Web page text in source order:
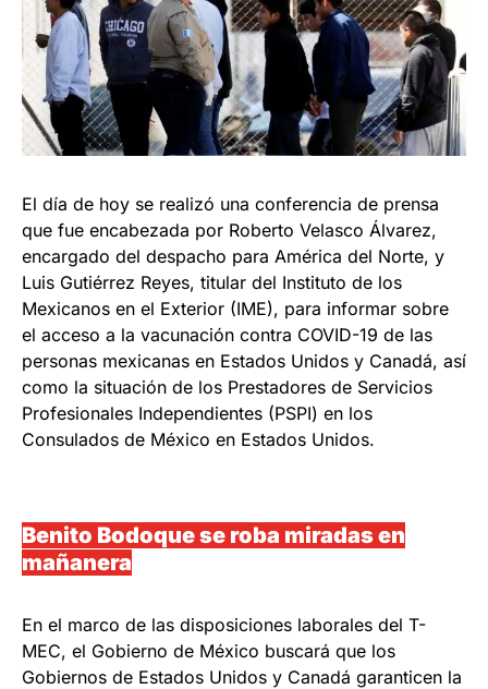
El día de hoy se realizó una conferencia de prensa
que fue encabezada por Roberto Velasco Álvarez,
encargado del despacho para América del Norte, y
Luis Gutiérrez Reyes, titular del Instituto de los
Mexicanos en el Exterior (IME), para informar sobre
el acceso a la vacunación contra COVID-19 de las
personas mexicanas en Estados Unidos y Canadá, así
como la situación de los Prestadores de Servicios
Profesionales Independientes (PSPI) en los
Consulados de México en Estados Unidos.
Benito Bodoque se roba miradas en
mañanera
En el marco de las disposiciones laborales del T-
MEC, el Gobierno de México buscará que los
Gobiernos de Estados Unidos y Canadá garanticen la